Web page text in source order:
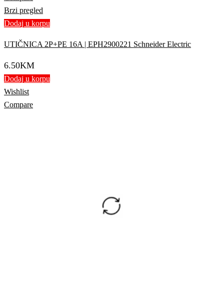
Brzi pregled
Dodaj u korpu
UTIČNICA 2P+PE 16A | EPH2900221 Schneider Electric
6.50KM
Dodaj u korpu
Wishlist
Compare